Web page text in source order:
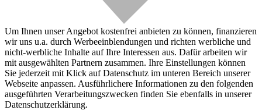
Um Ihnen unser Angebot kostenfrei anbieten zu können, finanzieren
wir uns u.a. durch Werbeeinblendungen und richten werbliche und
nicht-werbliche Inhalte auf Ihre Interessen aus. Dafür arbeiten wir
mit ausgewählten Partnern zusammen. Ihre Einstellungen können
Sie jederzeit mit Klick auf Datenschutz im unteren Bereich unserer
Webseite anpassen. Ausführlichere Informationen zu den folgenden
ausgeführten Verarbeitungszwecken finden Sie ebenfalls in unserer
Datenschutzerklärung.